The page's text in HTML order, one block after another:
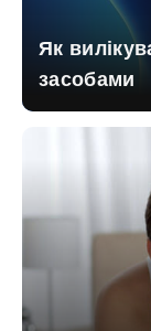
Як
засобами